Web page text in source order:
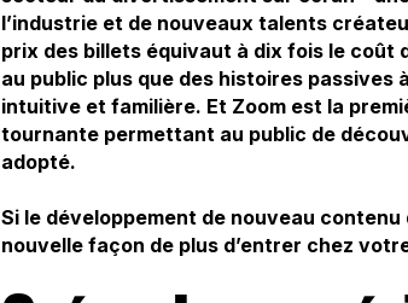
l’industrie et de nouveaux talents
prix des billets équivaut à dix fois le coût
au public plus que des histoires passives
intuitive et familière. Et Zoom est la
tournante permettant au public de
adopté.
Si le développement de nouveau
nouvelle façon de plus d’entrer chez